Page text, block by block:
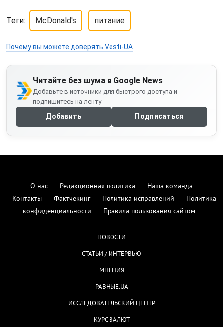
Теги: McDonald's питание
Почему вы можете доверять Vesti-UA
Читайте без шума в Google News
Добавьте в источники для быстрого доступа и
подпишитесь на ленту
Добавить Подписаться
О нас Редакционная политика
Наша команда
Контакты
Фактчекинг Политика исправлений
Политика
конфиденциальности
Правила пользования сайтом
НОВОСТИ
СТАТЬИ / ИНТЕРВЬЮ
МНЕНИЯ
РАВНЫЕ.UA
ИССЛЕДОВАТЕЛЬСКИЙ ЦЕНТР
КУРС ВАЛЮТ